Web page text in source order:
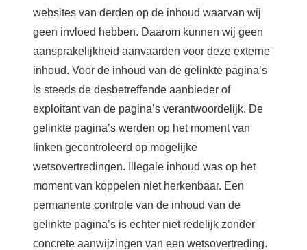
websites van derden op de inhoud waarvan wij
geen invloed hebben. Daarom kunnen wij geen
aansprakelijkheid aanvaarden voor deze externe
inhoud. Voor de inhoud van de gelinkte pagina’s
is steeds de desbetreffende aanbieder of
exploitant van de pagina’s verantwoordelijk. De
gelinkte pagina’s werden op het moment van
linken gecontroleerd op mogelijke
wetsovertredingen. Illegale inhoud was op het
moment van koppelen niet herkenbaar. Een
permanente controle van de inhoud van de
gelinkte pagina’s is echter niet redelijk zonder
concrete aanwijzingen van een wetsovertreding.